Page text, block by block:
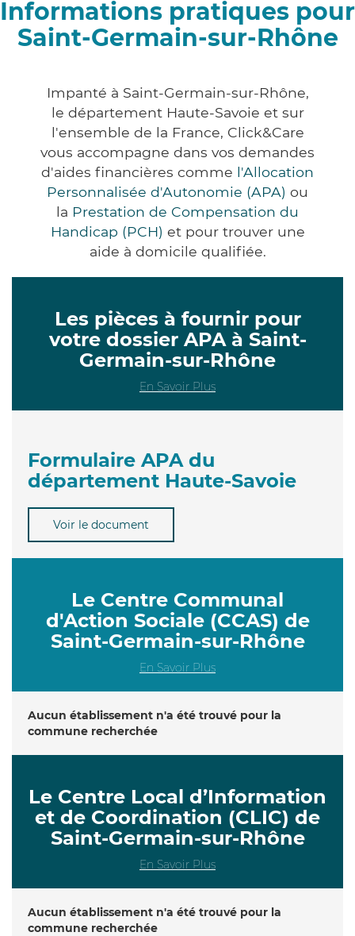
Informations pratiques pour
Saint-Germain-sur-Rhône
Impanté à Saint-Germain-sur-Rhône,
le département Haute-Savoie et sur
l'ensemble de la France, Click&Care
vous accompagne dans vos demandes
d'aides financières comme l'Allocation
Personnalisée d'Autonomie (APA) ou
la Prestation de Compensation du
Handicap (PCH) et pour trouver une
aide à domicile qualifiée.
Les pièces à fournir pour
votre dossier APA à Saint-
Germain-sur-Rhône
En Savoir Plus
Formulaire APA du
département Haute-Savoie
Voir le document
Le Centre Communal
d'Action Sociale (CCAS) de
Saint-Germain-sur-Rhône
En Savoir Plus
Aucun établissement n'a été trouvé pour la
commune recherchée
Le Centre Local d’Information
et de Coordination (CLIC) de
Saint-Germain-sur-Rhône
En Savoir Plus
Aucun établissement n'a été trouvé pour la
commune recherchée